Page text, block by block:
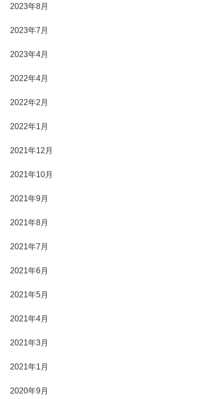
2023年8月
2023年7月
2023年4月
2022年4月
2022年2月
2022年1月
2021年12月
2021年10月
2021年9月
2021年8月
2021年7月
2021年6月
2021年5月
2021年4月
2021年3月
2021年1月
2020年9月